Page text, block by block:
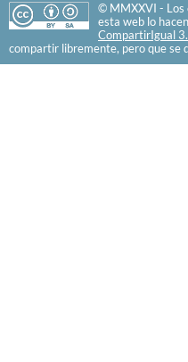
© MMXXVI - Los
esta web lo
CompartirIgual
compartir libremente, pero que se